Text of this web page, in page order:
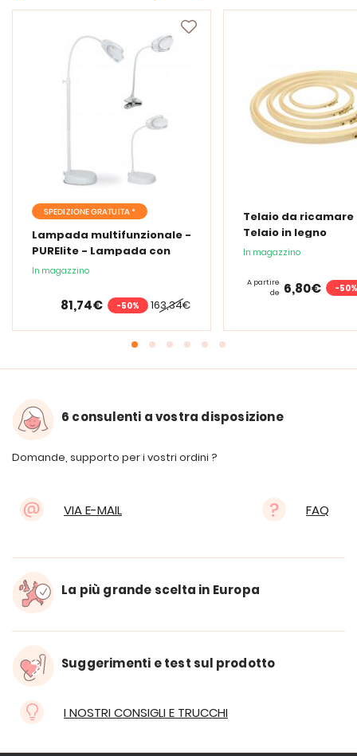
SPEDIZIONE GRATUITA *
Lampada multifunzionale -
PURElite - Lampada con
lente d'ingrandimento
In magazzino
163,34€
81,74€ -50%
Telaio da ricamare
Telaio in legno
In magazzino
A partire
de 6,80€ -50%
6 consulenti a vostra disposizione
Domande, supporto per i vostri ordini ?
VIA E-MAIL FAQ
La più grande scelta in Europa
Suggerimenti e test sul prodotto
I NOSTRI CONSIGLI E TRUCCHI